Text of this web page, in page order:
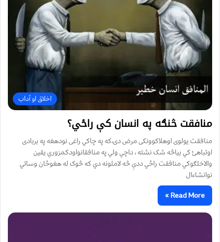
اخلاق او آداب
منافقت څنګه په انسان کې راځي؟
منافقت يولوی اوهلاکوونکی مرض دی،که په چاکي راغی نودهغه په بربادی
اوتباهئ کي بياڅه شک نشته ، داچي ولي په منافقانواودکمزوري يقين
والاخلګوکي منافقت راځي ددې څه لاملونه دي که څوک له هغوځان وساتي
نوانشاءال
Read More »